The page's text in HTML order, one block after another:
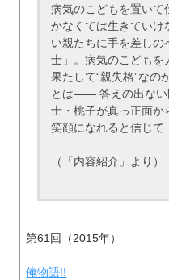
病気のこどもを置いて
かなくては生きてい
い親たちに手を差し
士」。病気のこどもを
果たして“親失格”な
とは―― 答えの出ない
士・桃子が真っ正面か
笑顔になれると信じて
（「内容紹介」より）
第61回（2015年）
俺物語!!